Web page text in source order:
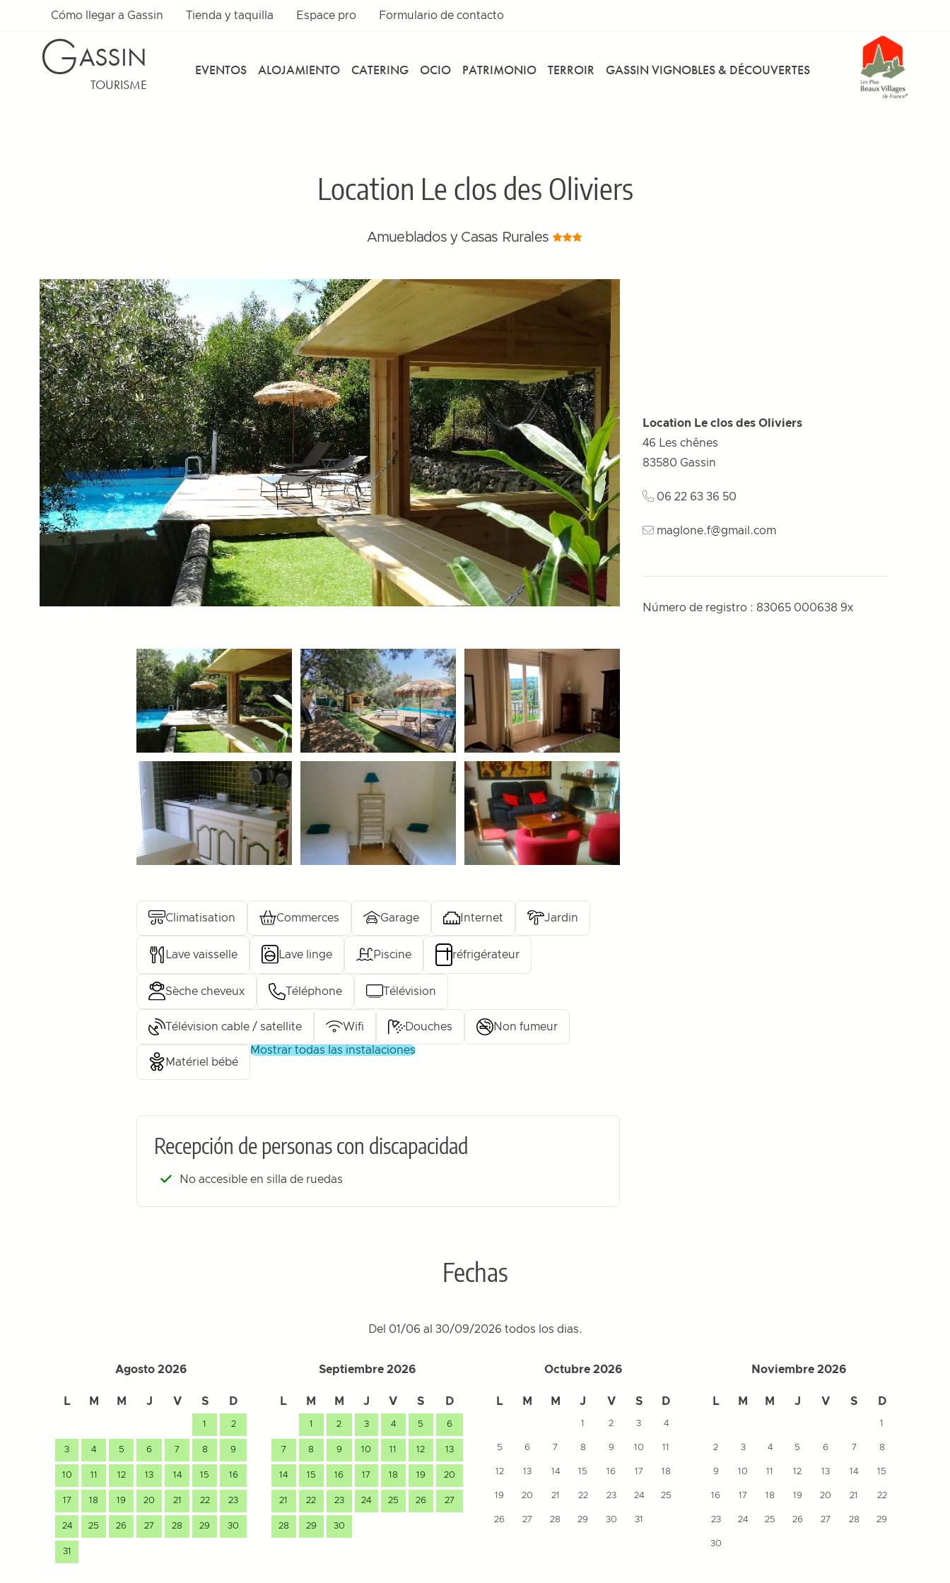
Cómo llegar a Gassin Tienda y taquilla Espace pro Formulario de contacto
GASSIN
TOURISME
EVENTOS ALOJAMIENTO CATERING OCIO PATRIMONIO TERROIR GASSIN VIGNOBLES & DÉCOUVERTES
Location Le clos des Oliviers
Amueblados y Casas Rurales
Climatisation Commerces Garage Internet Jardin
Lave vaisselle Lave linge Piscine réfrigérateur
Sèche cheveux Téléphone Télévision
Télévision cable / satellite Wifi Douches Non fumeur
Matériel bébé
mostrar todas las instalaciones
Recepción de personas con discapacidad
No accesible en silla de ruedas
Location Le clos des Oliviers
46 Les chênes
83580 Gassin
06 22 63 36 50
maglone.f@gmail.com
Número de registro : 83065 000638 9x
Fechas
Del 01/06 al 30/09/2026 todos los dias.
Agosto 2026
L M M J V S D
1 2
3 4 5 6 7 8 9
10 11 12 13 14 15 16
17 18 19 20 21 22 23
24 25 26 27 28 29 30
31
Septiembre 2026
L M M J V S D
1 2 3 4 5 6
7 8 9 10 11 12 13
14 15 16 17 18 19 20
21 22 23 24 25 26 27
28 29 30
Octubre 2026
L M M J V S D
1 2 3 4
5 6 7 8 9 10 11
12 13 14 15 16 17 18
19 20 21 22 23 24 25
26 27 28 29 30 31
Noviembre 2026
L M M J V S D
1
2 3 4 5 6 7 8
9 10 11 12 13 14 15
16 17 18 19 20 21 22
23 24 25 26 27 28 29
30